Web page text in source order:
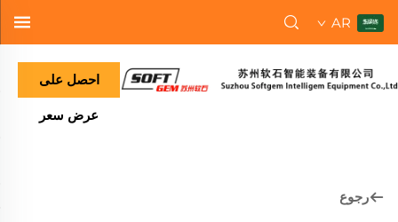
AR
احصل على
عرض سعر
رجوع